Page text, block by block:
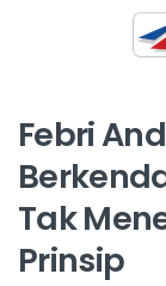
Febri
Tak
Prinsip